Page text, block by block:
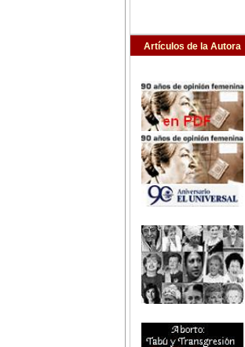
Artículos de la Autora